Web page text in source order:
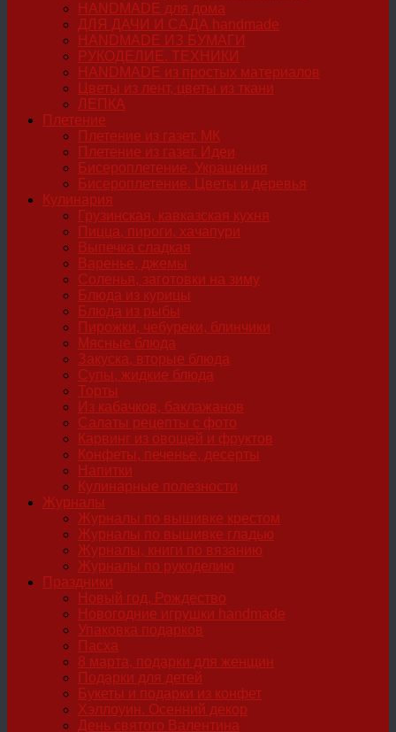
HANDMADE для дома
ДЛЯ ДАЧИ И САДА handmade
HANDMADE ИЗ БУМАГИ
РУКОДЕЛИЕ. ТЕХНИКИ
HANDMADE из простых материалов
Цветы из лент, цветы из ткани
ЛЕПКА
Плетение
Плетение из газет. МК
Плетение из газет. Идеи
Бисероплетение. Украшения
Бисероплетение. Цветы и деревья
Кулинария
Грузинская, кавказская кухня
Пицца, пироги, хачапури
Выпечка сладкая
Варенье, джемы
Соленья, заготовки на зиму
Блюда из курицы
Блюда из рыбы
Пирожки, чебуреки, блинчики
Мясные блюда
Закуска, вторые блюда
Супы, жидкие блюда
Торты
Из кабачков, баклажанов
Салаты рецепты с фото
Карвинг из овощей и фруктов
Конфеты, печенье, десерты
Напитки
Кулинарные полезности
Журналы
Журналы по вышивке крестом
Журналы по вышивке гладью
Журналы, книги по вязанию
Журналы по рукоделию
Праздники
Новый год, Рождество
Новогодние игрушки handmade
Упаковка подарков
Пасха
8 марта, подарки для женщин
Подарки для детей
Букеты и подарки из конфет
Хэллоуин. Осенний декор
День святого Валентина